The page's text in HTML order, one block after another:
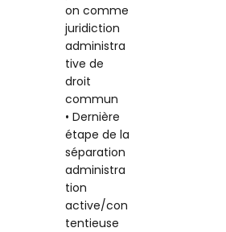
on comme
juridiction
administra
tive de
droit
commun
• Dernière
étape de la
séparation
administra
tion
active/con
tentieuse